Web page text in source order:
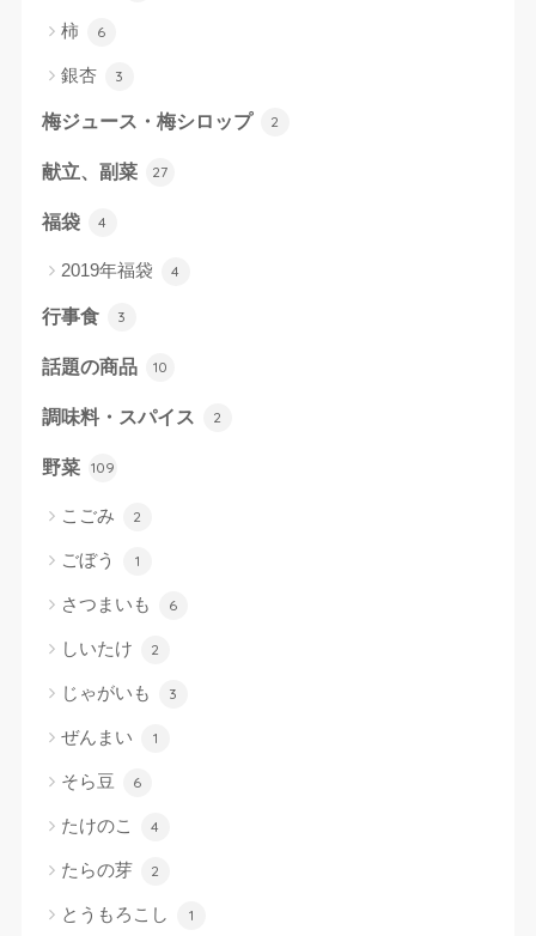
柿 6
銀杏 3
梅ジュース・梅シロップ 2
献立、副菜 27
福袋 4
2019年福袋 4
行事食 3
話題の商品 10
調味料・スパイス 2
野菜 109
こごみ 2
ごぼう 1
さつまいも 6
しいたけ 2
じゃがいも 3
ぜんまい 1
そら豆 6
たけのこ 4
たらの芽 2
とうもろこし 1